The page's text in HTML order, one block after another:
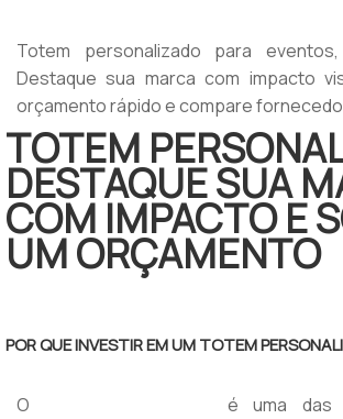
Totem personalizado para
Destaque sua marca com impacto
orçamento rápido e compare
TOTEM
DESTAQUE SUA
COM IMPACTO E
UM ORÇAMENTO
POR QUE INVESTIR EM UM TOTEM
O
é uma das